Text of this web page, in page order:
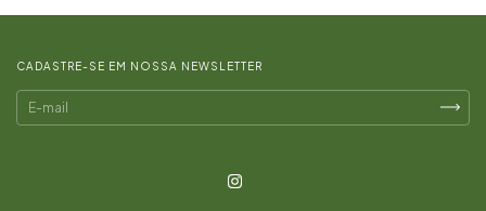
CADASTRE-SE EM NOSSA NEWSLETTER